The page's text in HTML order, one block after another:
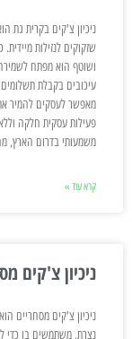
ניכיון צ'קים בקרית גת
שזקוקים לנזילות
ושוטף הוא מפתח
עיכובים בקבלת
מאפשר לעסקים להמיר
פעילות עסקית חלקה
משמעותי בדרום הארץ,
קרא עוד »
ניכיון צ'קים
ניכיון צ'קים מסחריים
נצרת, משתמשים בו כדי